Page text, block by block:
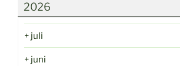
2026
+ juli
+ juni